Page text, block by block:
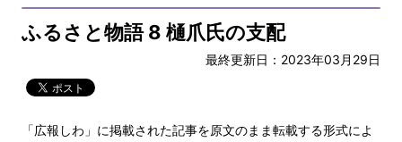
ふるさと物語 8 樋爪氏の支配
最終更新日：2023年03月29日
「広報しわ」に掲載された記事を原文のまま転載する形式によ